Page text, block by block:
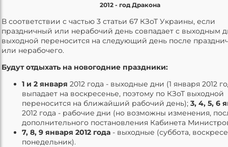
2012 - год Дракона
В соответствии с частью 3 статьи 67 КЗоТ Украины, если
праздничный или нерабочий день совпадает с выходным
выходной переносится на следующий день после
или нерабочего.
Будут отдыхать на новогодние праздники:
1 и 2 января 2012 года - выходные дни (1 января 2012
выпадает на воскресенье, поэтому по КЗоТ выходной
переносится на ближайший рабочий день); 3, 4, 5, 6
2012 года - рабочие дни (но возможны изменения,
дополнительного постановления Кабинета
7, 8, 9 января 2012 года - выходные (суббота,
понедельник).